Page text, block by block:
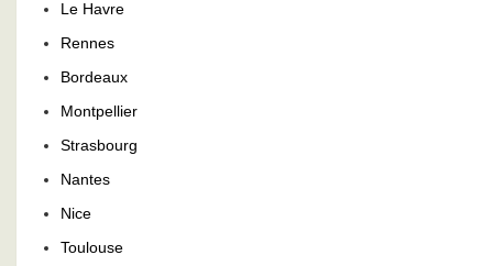
Le Havre
Rennes
Bordeaux
Montpellier
Strasbourg
Nantes
Nice
Toulouse